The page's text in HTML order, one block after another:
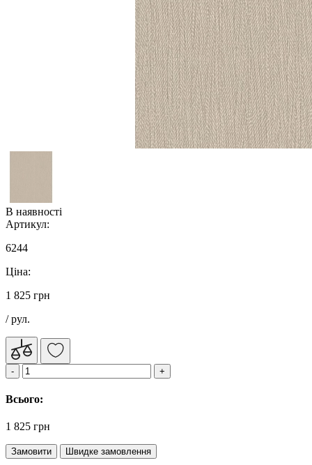
В наявності
Артикул:
6244
Ціна:
1 825 грн
/ рул.
Всього:
1 825 грн
Замовити Швидке замовлення